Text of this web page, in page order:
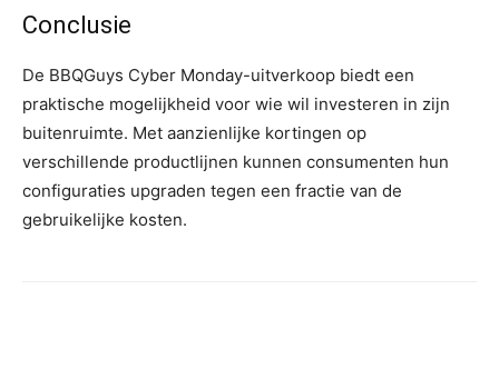
Conclusie
De BBQGuys Cyber Monday-uitverkoop biedt een
praktische mogelijkheid voor wie wil investeren in zijn
buitenruimte. Met aanzienlijke kortingen op
verschillende productlijnen kunnen consumenten hun
configuraties upgraden tegen een fractie van de
gebruikelijke kosten.